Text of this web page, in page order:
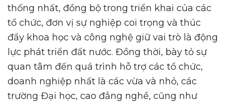
thống nhất, đồng bộ trong triển khai của các
tổ chức, đơn vị sự nghiệp coi trọng và thúc
đẩy khoa học và công nghệ giữ vai trò là động
lực phát triển đất nước. Đồng thời, bày tỏ sự
quan tâm đến quá trình hỗ trợ các tổ chức,
doanh nghiệp nhất là các vừa và nhỏ, các
trường Đại học, cao đẳng nghề, cũng như